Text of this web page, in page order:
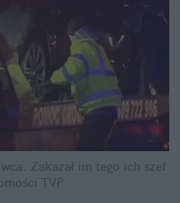
Zakazał im tego ich szef
TVP